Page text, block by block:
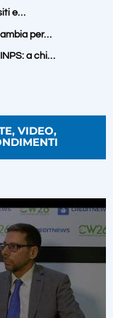
e…
per…
a chi…
VIDEO,